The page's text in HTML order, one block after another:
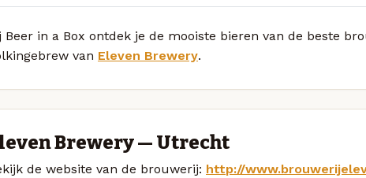
Beer in a Box ontdek je de mooiste bieren van de beste
van Eleven Brewery.
Brewery — Utrecht
de website van de brouwerij: http://